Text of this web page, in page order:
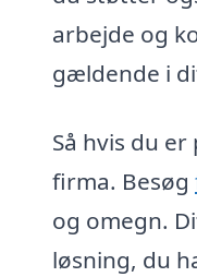
arbejde og
gældende i
Så hvis du
firma. Besøg
og omegn.
løsning, du